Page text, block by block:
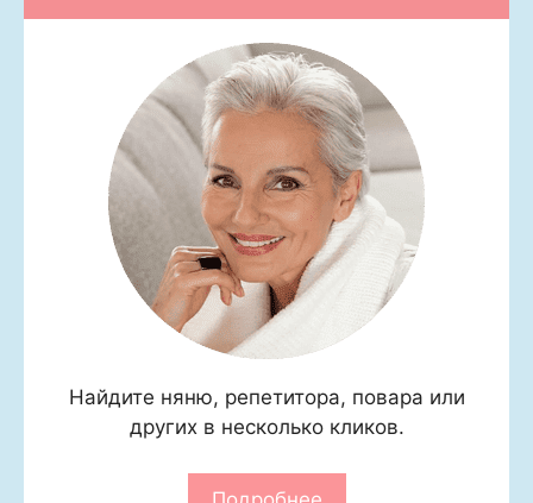
Найдите няню, репетитора, повара или
других в несколько кликов.